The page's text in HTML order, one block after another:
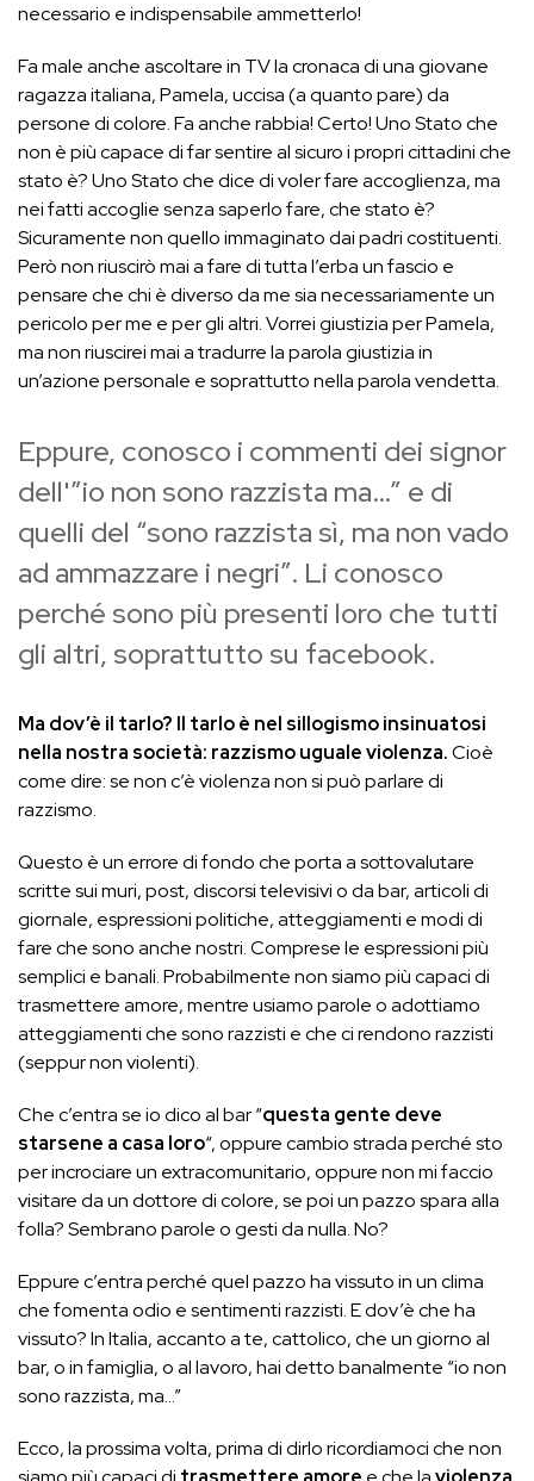
necessario e indispensabile ammetterlo!
Fa male anche ascoltare in TV la cronaca di una giovane
ragazza italiana, Pamela, uccisa (a quanto pare) da
persone di colore. Fa anche rabbia! Certo! Uno Stato che
non è più capace di far sentire al sicuro i propri cittadini che
stato è? Uno Stato che dice di voler fare accoglienza, ma
nei fatti accoglie senza saperlo fare, che stato è?
Sicuramente non quello immaginato dai padri costituenti.
Però non riuscirò mai a fare di tutta l’erba un fascio e
pensare che chi è diverso da me sia necessariamente un
pericolo per me e per gli altri. Vorrei giustizia per Pamela,
ma non riuscirei mai a tradurre la parola giustizia in
un’azione personale e soprattutto nella parola vendetta.
Eppure, conosco i commenti dei signor
dell'”io non sono razzista ma…” e di
quelli del “sono razzista sì, ma non vado
ad ammazzare i negri”. Li conosco
perché sono più presenti loro che tutti
gli altri, soprattutto su facebook.
Ma dov’è il tarlo? Il tarlo è nel sillogismo insinuatosi
nella nostra società: razzismo uguale violenza.Cioè
come dire: se non c’è violenza non si può parlare di
razzismo.
Questo è un errore di fondo che porta a sottovalutare
scritte sui muri, post, discorsi televisivi o da bar, articoli di
giornale, espressioni politiche, atteggiamenti e modi di
fare che sono anche nostri. Comprese le espressioni più
semplici e banali. Probabilmente non siamo più capaci di
trasmettere amore, mentre usiamo parole o adottiamo
atteggiamenti che sono razzisti e che ci rendono razzisti
(seppur non violenti).
Che c’entra se io dico al bar “questa gente deve
starsene a casa loro“, oppure cambio strada perché sto
per incrociare un extracomunitario, oppure non mi faccio
visitare da un dottore di colore, se poi un pazzo spara alla
folla? Sembrano parole o gesti da nulla. No?
Eppure c’entra perché quel pazzo ha vissuto in un clima
che fomenta odio e sentimenti razzisti. E dov’è che ha
vissuto? In Italia, accanto a te, cattolico, che un giorno al
bar, o in famiglia, o al lavoro, hai detto banalmente “io non
sono razzista, ma…”
Ecco, la prossima volta, prima di dirlo ricordiamoci che non